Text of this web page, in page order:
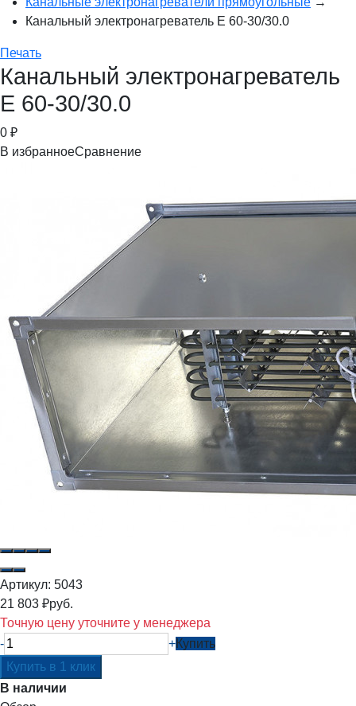
Канальный электронагреватель E 60-30/30.0
Печать
Канальный электронагреватель
E 60-30/30.0
0 ₽
В избранноеСравнение
Артикул: 5043
21 803 ₽руб.
Точную цену уточните у менеджера
-
+Купить
В наличии